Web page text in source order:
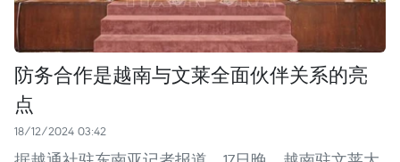
防务合作是越南与文莱全面伙伴关系的亮
点
18/12/2024 03:42